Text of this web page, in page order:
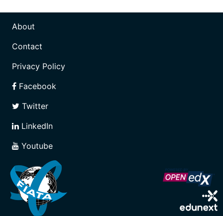
About
Contact
Privacy Policy
Facebook
Twitter
LinkedIn
Youtube